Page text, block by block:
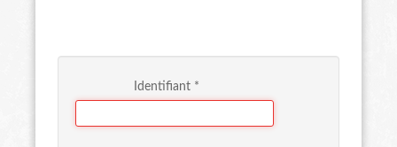
Identifiant *